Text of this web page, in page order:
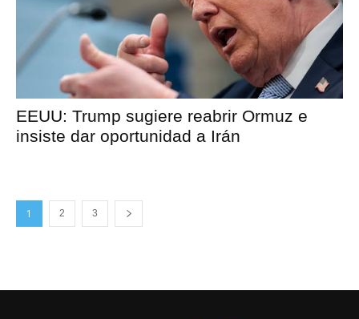
EEUU: Trump sugiere reabrir Ormuz e
insiste dar oportunidad a Irán
1 2 3